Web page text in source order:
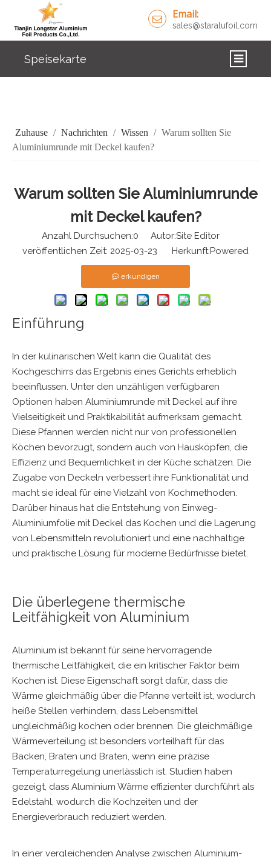
Email:
sales@staralufoil.com
Speisekarte
ÜBER UNS
NACHRICHTEN
Zuhause / Nachrichten / Wissen / Warum sollten Sie
Aluminiumrunde mit Deckel kaufen?
Warum sollten Sie Aluminiumrunde
mit Deckel kaufen?
Anzahl Durchsuchen:0 Autor:Site Editor
veröffentlichen Zeit: 2025-03-23 Herkunft:Powered
erkundigen
Einführung
In der kulinarischen Welt kann die Qualität des
Kochgeschirrs das Ergebnis eines Gerichts erheblich
beeinflussen. Unter den unzähligen verfügbaren
Optionen haben Aluminiumrunde mit Deckel auf ihre
Vielseitigkeit und Praktikabilität aufmerksam gemacht.
Diese Pfannen werden nicht nur von professionellen
Köchen bevorzugt, sondern auch von Hausköpfen, die
Effizienz und Bequemlichkeit in der Küche schätzen. Die
Zugabe von Deckeln verbessert ihre Funktionalität und
macht sie ideal für eine Vielzahl von Kochmethoden.
Darüber hinaus hat die Entstehung von Einweg-
Aluminiumfolie mit Deckel das Kochen und die Lagerung
von Lebensmitteln revolutioniert und eine nachhaltige
und praktische Lösung für moderne Bedürfnisse bietet.
Die überlegene thermische
Leitfähigkeit von Aluminium
Aluminium ist bekannt für seine hervorragende
thermische Leitfähigkeit, die ein kritischer Faktor beim
Kochen ist. Diese Eigenschaft sorgt dafür, dass die
Wärme gleichmäßig über die Pfanne verteilt ist, wodurch
heiße Stellen verhindern, dass Lebensmittel
ungleichmäßig kochen oder brennen. Die gleichmäßige
Wärmeverteilung ist besonders vorteilhaft für das
Backen, Braten und Braten, wenn eine präzise
Temperaturregelung unerlässlich ist. Studien haben
gezeigt, dass Aluminium Wärme effizienter durchführt als
Edelstahl, wodurch die Kochzeiten und der
Energieverbrauch reduziert werden.
In einer vergleichenden Analyse zwischen Aluminium-